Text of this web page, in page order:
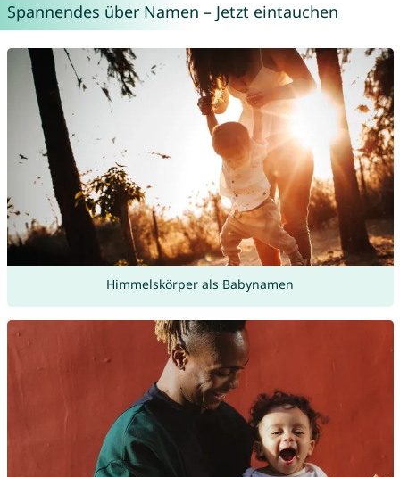
Spannendes über Namen – Jetzt eintauchen
Himmelskörper als Babynamen